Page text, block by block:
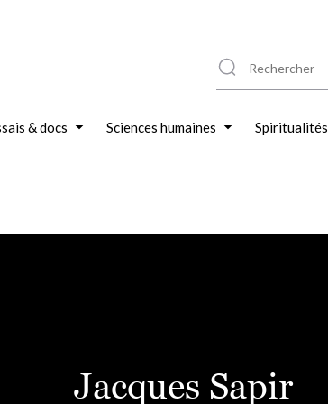
& docs Sciences humaines Spiritualités
Jacques Sapir